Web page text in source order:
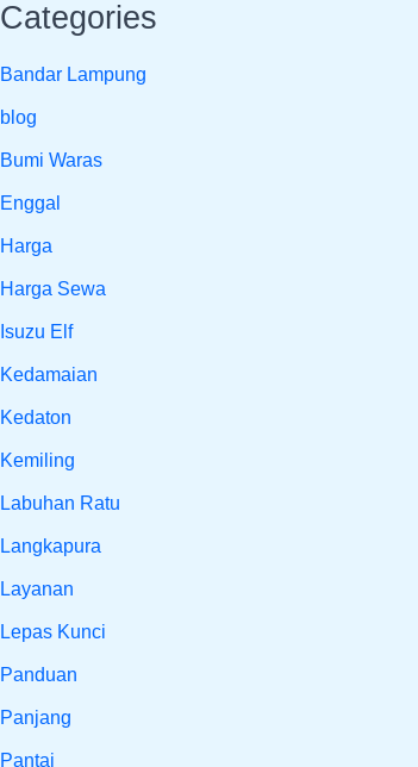
Categories
Bandar Lampung
blog
Bumi Waras
Enggal
Harga
Harga Sewa
Isuzu Elf
Kedamaian
Kedaton
Kemiling
Labuhan Ratu
Langkapura
Layanan
Lepas Kunci
Panduan
Panjang
Pantai